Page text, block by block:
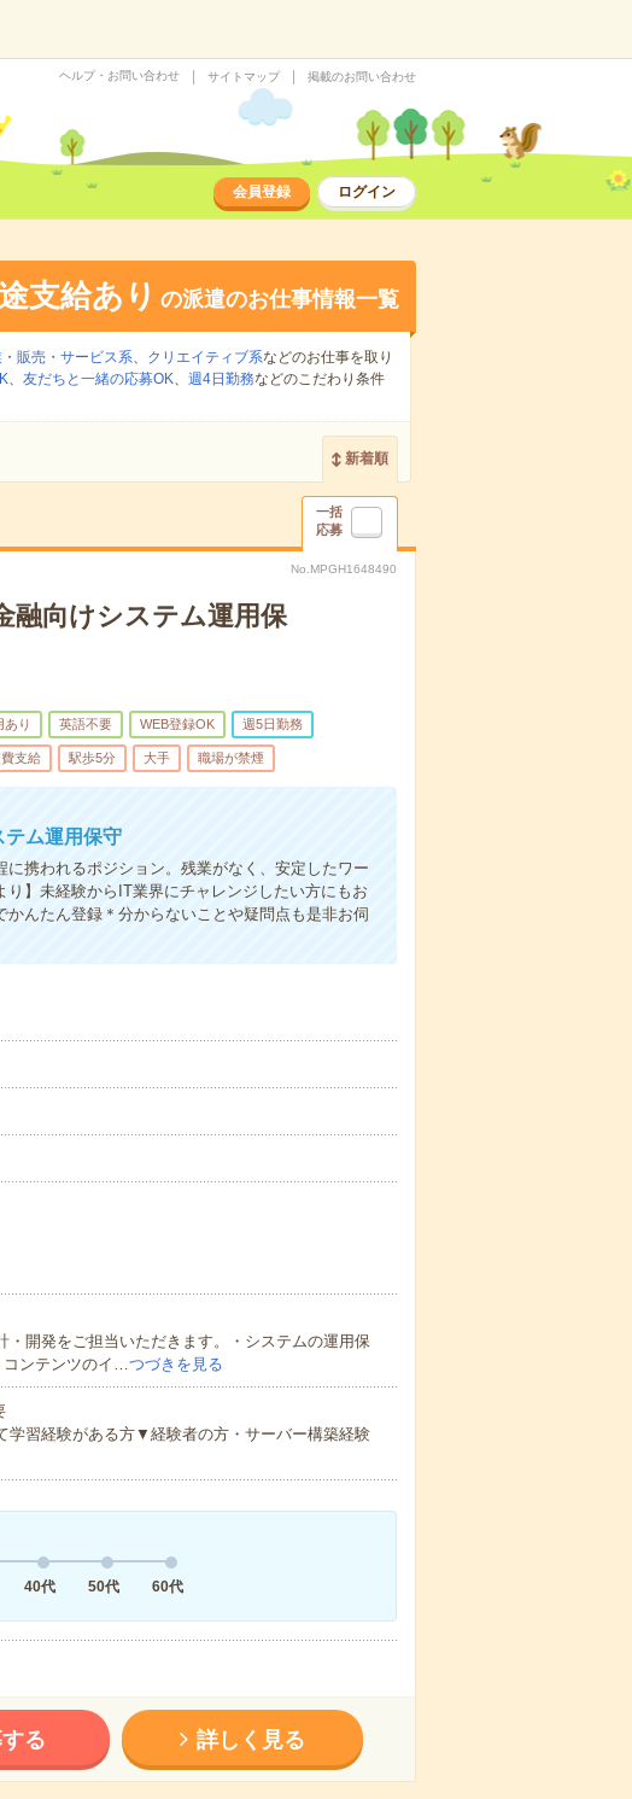
ヘルプ・お問い合わせ サイトマップ 掲載のお問い合わせ
会員登録 ログイン
支給あり の派遣のお仕事情報一覧
販売・サービス系、 クリエイティブ系などのお仕事を取り
、 友だちと一緒の応募OK、 週4日勤務などのこだわり条件
新着順
一括
応募
No.MPGH1648490
融向けシステム運用保
あり 英語不要 WEB登録OK 週5日勤務
支給 駅歩5分 大手 職場が禁煙
テム運用保守
携われるポジション。残業がなく、安定したワー
】未経験からIT業界にチャレンジしたい方にもお
んたん登録＊分からないことや疑問点も是非お伺
開発をご担当いただきます。・システムの運用保
コンテンツのイ…つづきを見る
学習経験がある方▼経験者の方・サーバー構築経験
40代 50代 60代
る 詳しく見る